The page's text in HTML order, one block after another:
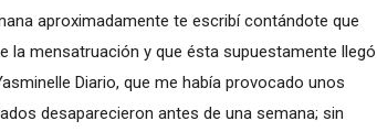
aproximadamente te escribí contándote que
la mensatruación y que ésta supuestamente llegó
Diario, que me había provocado unos
desaparecieron antes de una semana; sin